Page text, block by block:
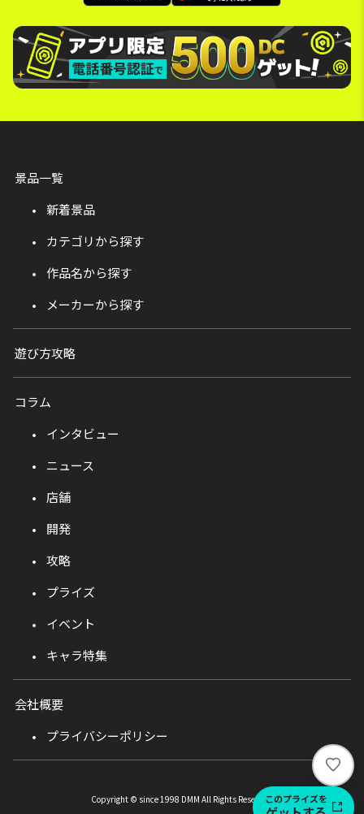
い
い
このプライズを
景品一覧
新着景品
カテゴリから探す
作品名から探す
メーカーから探す
遊び方攻略
コラム
インタビュー
ニュース
店舗
開発
攻略
プライズ
イベント
キャラ特集
会社概要
プライバシーポリシー
Copyright © since 1998 DMM All Rights Reserved.